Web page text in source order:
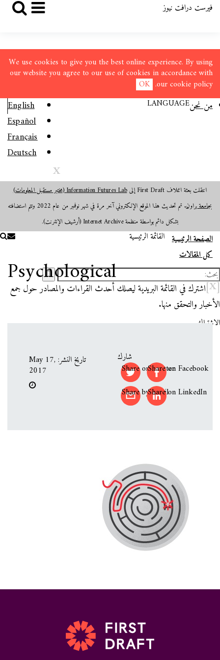
We use cookies to give you the best online experience. By using
our website you agree to our use of cookies in accordance with
ourcookie policy
.
OK
English
Español
Français
Deutsch
X
من نحنLANGUAGE
انتقلت بعثة ائتلاف First Draft إلى
Information Futures Lab (مختبر مستقبل المعلومات)
بجامعة براون
. تم تحديث هذا الموقع الإلكتروني آخر مرة في شهر نوفمبر من عام 2022 وتتم استضافته
بشكل دائم بواسطة منظمة Internet Archive (أرشيف الإنترنت).
فيرست درافت نيوز
القائمة الرئيسية الصفحة الرئيسية
كل المقالات
[X]
اشترك في القائمة البريدية ليصلك أحدث القراءات والمصادر حول جمع
الأخبار والتحقق منها.
الاشتراك
Psychological
تاريخ النشر: May 17,
2017
شارك
Share on Facebook
Share on Twitter
Share on LinkedIn
Share by email